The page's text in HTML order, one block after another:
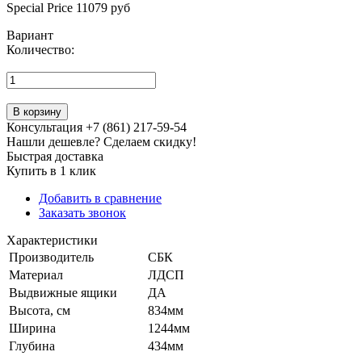
Special Price 11079 руб
Вариант
Количество:
В корзину
Консультация +7 (861) 217-59-54
Нашли дешевле? Сделаем скидку!
Быстрая доставка
Купить в 1 клик
Добавить в сравнение
Заказать звонок
Характеристики
Производитель
СБК
Материал
ЛДСП
Выдвижные ящики
ДА
Высота, см
834мм
Ширина
1244мм
Глубина
434мм